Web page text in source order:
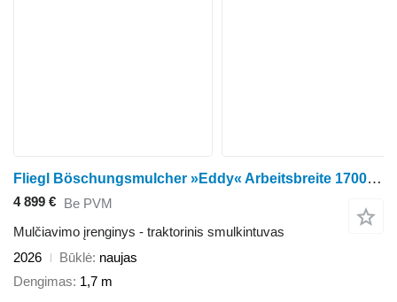
Fliegl Böschungsmulcher »Eddy« Arbeitsbreite 1700 mm
4 899 € Be PVM
Mulčiavimo įrenginys - traktorinis smulkintuvas
2026
Būklė naujas
Dengimas 1,7 m